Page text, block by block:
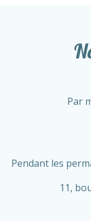
Par
Pendant les
11,